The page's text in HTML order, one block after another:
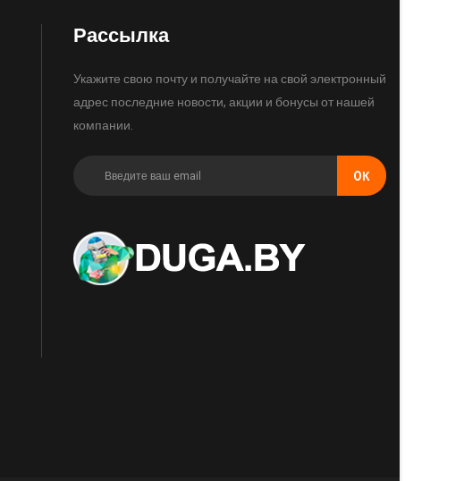
Рассылка
Укажите свою почту и получайте на свой электронный
адрес последние новости, акции и бонусы от нашей
компании.
OК